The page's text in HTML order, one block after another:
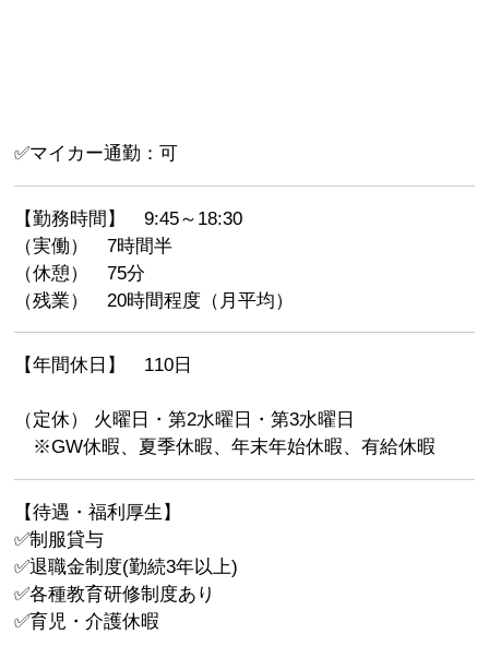
✅マイカー通勤：可
【勤務時間】 9:45～18:30
（実働） 7時間半
（休憩） 75分
（残業） 20時間程度（月平均）
【年間休日】 110日
（定休） 火曜日・第2水曜日・第3水曜日
※GW休暇、夏季休暇、年末年始休暇、有給休暇
【待遇・福利厚生】
✅制服貸与
✅退職金制度(勤続3年以上)
✅各種教育研修制度あり
✅育児・介護休暇